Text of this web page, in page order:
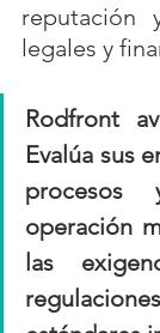
reputación
legales y
Rodfront
Evalúa sus
procesos
operación
las